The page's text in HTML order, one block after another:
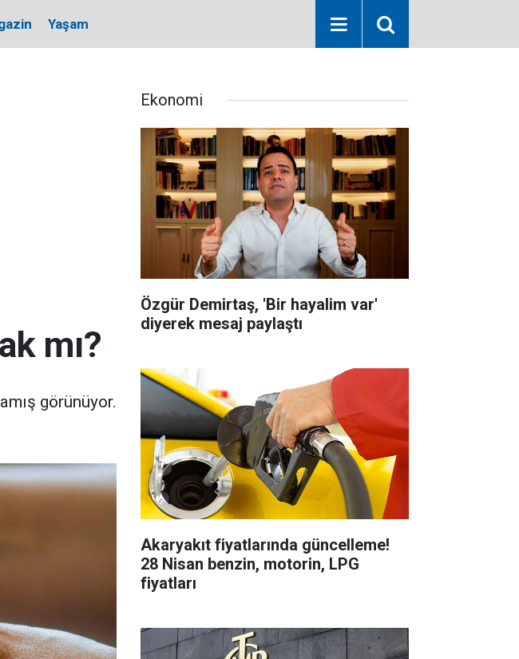
Yaşam
mı?
görünüyor.
Ekonomi
Özgür Demirtaş, 'Bir hayalim var'
diyerek mesaj paylaştı
Akaryakıt fiyatlarında güncelleme!
28 Nisan benzin, motorin, LPG
fiyatları